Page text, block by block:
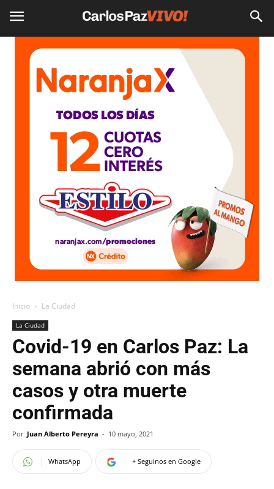
Inicio La Ciudad
La Ciudad
Covid-19 en Carlos Paz: La
semana abrió con más
casos y otra muerte
confirmada
Por Juan Alberto Pereyra - 10 mayo, 2021
WhatsApp + Seguinos en Google